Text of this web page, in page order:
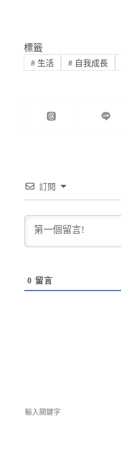
標籤
#生活 #自我成長
訂閱
0 留言